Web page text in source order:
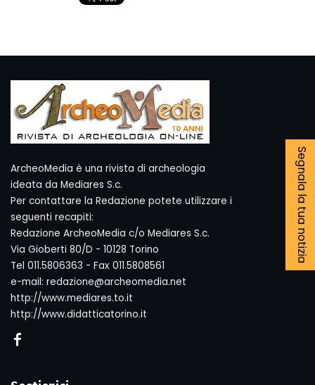
Segnala la tua notizia
ArcheoMedia è una rivista di archeologia
ideata da Mediares S.c.
Per contattare la Redazione potete utilizzare i
seguenti recapiti:
Redazione ArcheoMedia c/o Mediares S.c.
Via Gioberti 80/D - 10128 Torino
Tel 011.5806363 - Fax 011.5808561
e-mail: redazione@archeomedia.net
http://www.mediares.to.it
http://www.didatticatorino.it